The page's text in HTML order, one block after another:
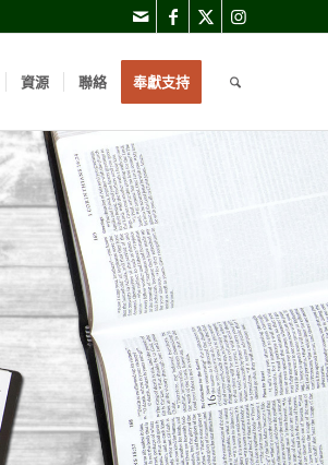
資源 聯絡 奉獻支持